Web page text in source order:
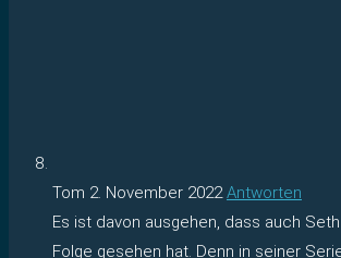
Tom 2. November 2022 Antworten
Es ist davon ausgehen, dass auch
Folge gesehen hat. Denn in seiner